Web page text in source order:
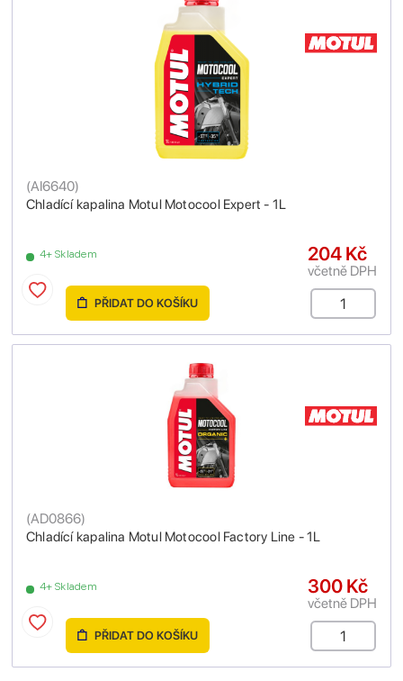
Chladící kapalina Motul Motocool Expert - 1L
(AI6640)
4+ Skladem 204 Kč
včetně DPH
PŘIDAT DO KOŠÍKU
Chladící kapalina Motul Motocool Factory Line - 1L
(AD0866)
4+ Skladem 300 Kč
včetně DPH
PŘIDAT DO KOŠÍKU